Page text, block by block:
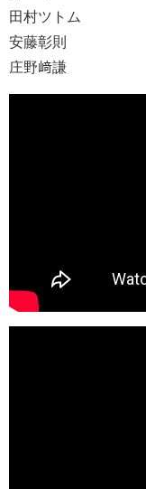
田村ツトム
安藤彰則
庄野﨑謙